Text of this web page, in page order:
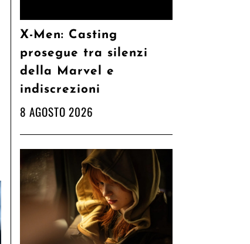
X-Men: Casting
prosegue tra silenzi
della Marvel e
indiscrezioni
8 AGOSTO 2026